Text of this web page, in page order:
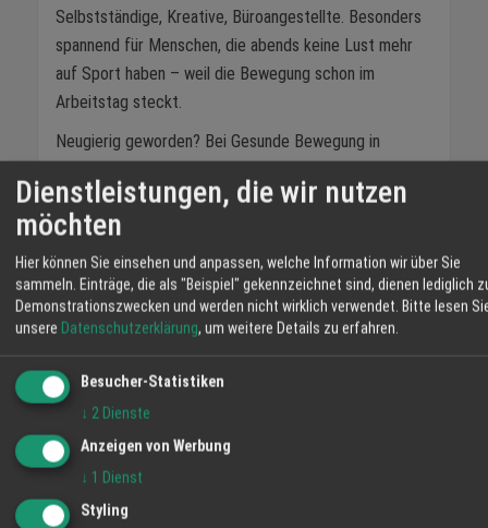
Selbstständige, Kreative, Büroangestellte. Besonders
spannend für Menschen, die abends keine Lust mehr
auf Sport haben – weil die Bewegung schon im
Arbeitstag steckt.
Neugierig geworden? Bei Gesunde Bewegung in
testen und erleben, wie sich Arbeiten und Gehen
anfühlen – gleichzeitig. Vielleicht der smarteste
Vorsatz für 2026?
Wir freuen uns auf deinen Besuch! Dein Team von
Gesunde Bewegung Offenburg
Sitzen Laufband
TEILEN
Dienstleistungen, die wir nutzen
möchten
Hier können Sie einsehen und anpassen, welche Information wir über Sie
sammeln. Einträge, die als "Beispiel" gekennzeichnet sind, dienen lediglich
Demonstrationszwecken und werden nicht wirklich verwendet. Bitte lesen
unsere Datenschutzerklärung, um weitere Details zu erfahren.
Besucher-Statistiken
↓ 2 Dienste
Anzeigen von Werbung
↓ 1 Dienst
Styling